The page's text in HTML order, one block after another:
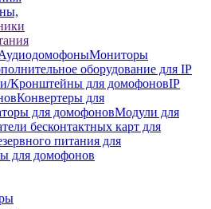
Мониторы
оборудование для IP
Кронштейны для домофоновIP
Конвертеры для
для домофоновМодули для
бесконтактных карт для
питания для
для домофонов